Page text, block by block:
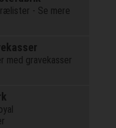
- Se mere
med gravekasser